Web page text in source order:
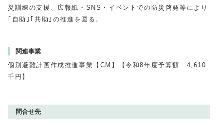
災訓練の支援、広報紙・SNS・イベントでの防災啓発等により
｢自助｣｢共助｣の推進を図る。
関連事業
個別避難計画作成推進事業【CM】【令和8年度予算額 4,610
千円】
問合せ先